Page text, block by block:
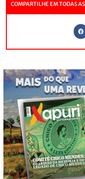
COMPARTILHE EM TODAS